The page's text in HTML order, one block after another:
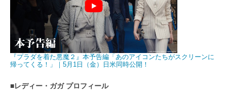
『プラダを着た悪魔２』本予告編「あのアイコンたちがスクリーンに
帰ってくる！」｜5月1日（金）日米同時公開！
■レディー・ガガ プロフィール